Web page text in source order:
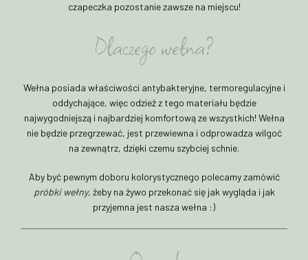
czapeczka pozostanie zawsze na miejscu!
Dlaczego wełna?
Wełna posiada właściwości antybakteryjne, termoregulacyjne i
oddychające, więc odzież z tego materiału będzie
najwygodniejszą i najbardziej komfortową ze wszystkich! Wełna
nie będzie przegrzewać, jest przewiewna i odprowadza wilgoć
na zewnątrz, dzięki czemu szybciej schnie.
Aby być pewnym doboru kolorystycznego polecamy zamówić
próbki wełny, żeby na żywo przekonać się jak wygląda i jak
przyjemna jest nasza wełna :)